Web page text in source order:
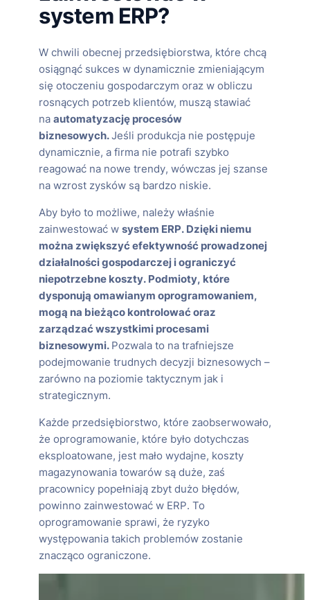
system ERP?
W chwili obecnej przedsiębiorstwa, które chcą
osiągnąć sukces w dynamicznie zmieniającym
się otoczeniu gospodarczym oraz w obliczu
rosnących potrzeb klientów, muszą stawiać
na automatyzację procesów
biznesowych.Jeśli produkcja nie postępuje
dynamicznie, a firma nie potrafi szybko
reagować na nowe trendy, wówczas jej szanse
na wzrost zysków są bardzo niskie.
Aby było to możliwe, należy właśnie
zainwestować w system ERP. Dzięki niemu
można zwiększyć efektywność prowadzonej
działalności gospodarczej i ograniczyć
niepotrzebne koszty. Podmioty, które
dysponują omawianym oprogramowaniem,
mogą na bieżąco kontrolować oraz
zarządzać wszystkimi procesami
biznesowymi. Pozwala to na trafniejsze
podejmowanie trudnych decyzji biznesowych –
zarówno na poziomie taktycznym jak i
strategicznym.
Każde przedsiębiorstwo, które zaobserwowało,
że oprogramowanie, które było dotychczas
eksploatowane, jest mało wydajne, koszty
magazynowania towarów są duże, zaś
pracownicy popełniają zbyt dużo błędów,
powinno zainwestować w ERP. To
oprogramowanie sprawi, że ryzyko
występowania takich problemów zostanie
znacząco ograniczone.